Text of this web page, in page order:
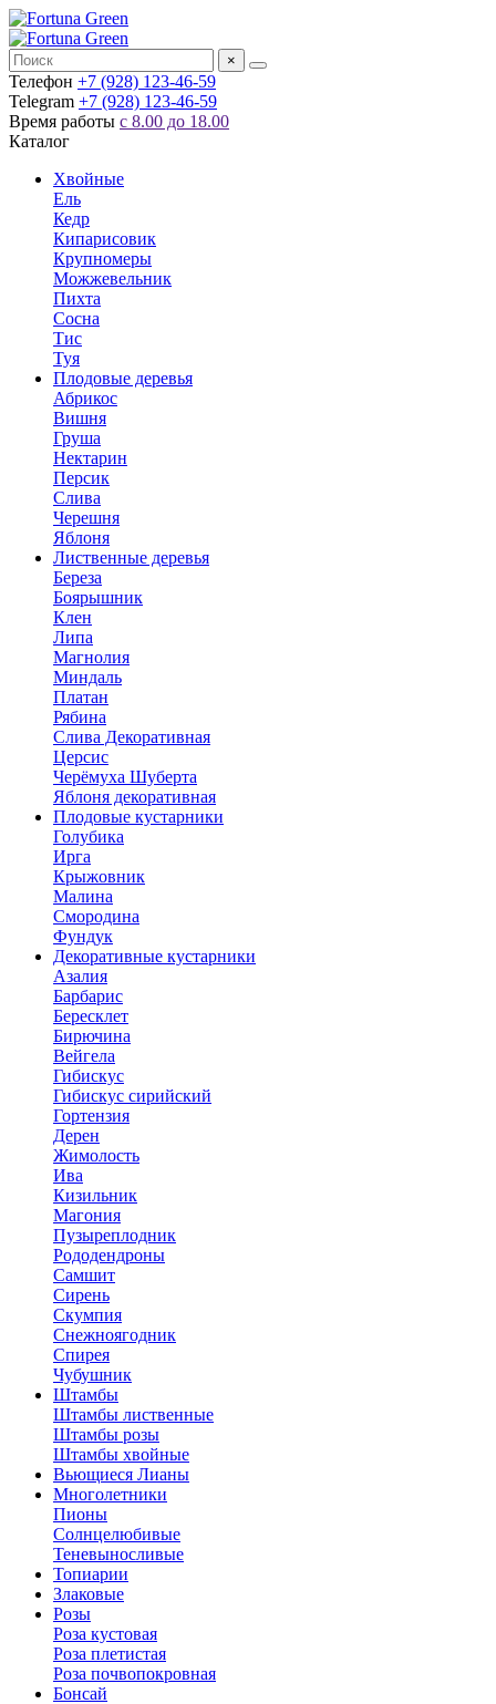
×
Телефон +7 (928) 123-46-59
Telegram +7 (928) 123-46-59
Время работы с 8.00 до 18.00
Каталог
Хвойные
Ель
Кедр
Кипарисовик
Крупномеры
Можжевельник
Пихта
Сосна
Тис
Туя
Плодовые деревья
Абрикос
Вишня
Груша
Нектарин
Персик
Слива
Черешня
Яблоня
Лиственные деревья
Береза
Боярышник
Клен
Липа
Магнолия
Миндаль
Платан
Рябина
Слива Декоративная
Церсис
Черёмуха Шуберта
Яблоня декоративная
Плодовые кустарники
Голубика
Ирга
Крыжовник
Малина
Смородина
Фундук
Декоративные кустарники
Азалия
Барбарис
Бересклет
Бирючина
Вейгела
Гибискус
Гибискус сирийский
Гортензия
Дерен
Жимолость
Ива
Кизильник
Магония
Пузыреплодник
Рододендроны
Самшит
Сирень
Скумпия
Снежноягодник
Спирея
Чубушник
Штамбы
Штамбы лиственные
Штамбы розы
Штамбы хвойные
Вьющиеся Лианы
Многолетники
Пионы
Солнцелюбивые
Теневыносливые
Топиарии
Злаковые
Розы
Роза кустовая
Роза плетистая
Роза почвопокровная
Бонсай